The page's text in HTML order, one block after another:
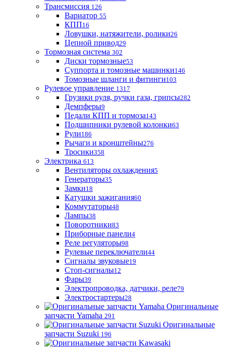
Трансмиссия 126
Вариатор 55
КПП16
Ловушки, натяжители, ролики26
Цепной привод29
Тормозная система 302
Диски тормозные53
Суппорта и томозные машинки146
Томозные шланги и фитинги103
Рулевое управление 1317
Грузики руля, ручки газа, грипсы282
Демпферы9
Педали КПП и тормоза143
Подшипники рулевой колонки63
Рули186
Рычаги и кронштейны276
Тросики358
Электрика 613
Вентиляторы охлаждения5
Генераторы35
Замки18
Катушки зажигания60
Коммутаторы48
Лампы38
Поворотники83
Приборные панели4
Реле регуляторы98
Рулевые переключатели44
Сигналы звуковые19
Стоп-сигналы12
Фары39
Электропроводка, датчики, реле79
Электростартеры28
Оригинальные
запчасти Yamaha 291
Оригинальные
запчасти Suzuki 196